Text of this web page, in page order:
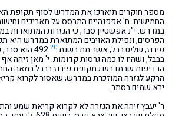
מספר חוקרים תיארכו את המדרש לסוף תקופת
החמישית. ח' אפפנהיים התבסס על תאריכים
במדרש. י"נ אפשטיין סבר, כי הגזרות המתוארות
הפרסים, ונפילת האויבים המתוארת במדרש היא
פירוז, שליט בבל, אשר מת בשנת 492. 20 הוא
בבבל, ושהיו לו כמה גרסות קדומות. י' מאן זיהה
הרדיפות שבמדרש כתקופת פירוז בבבל במאה
הרקע לגזרה המוזכרת במדרש, שאסור לקרוא
ירא שמים בסתר.
ר' יעבץ זיהה את הגזרה לא לקרוא קריאת שמע